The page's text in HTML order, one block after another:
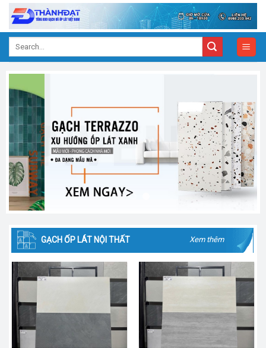
Skip
content
GẠCH ỐP LÁT NỘI THẤT Xem thêm